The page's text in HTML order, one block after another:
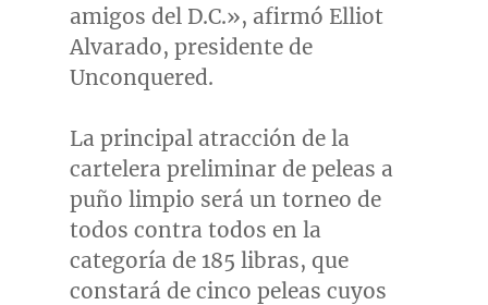
amigos del D.C.», afirmó Elliot
Alvarado, presidente de
Unconquered.
La principal atracción de la
cartelera preliminar de peleas a
puño limpio será un torneo de
todos contra todos en la
categoría de 185 libras, que
constará de cinco peleas cuyos